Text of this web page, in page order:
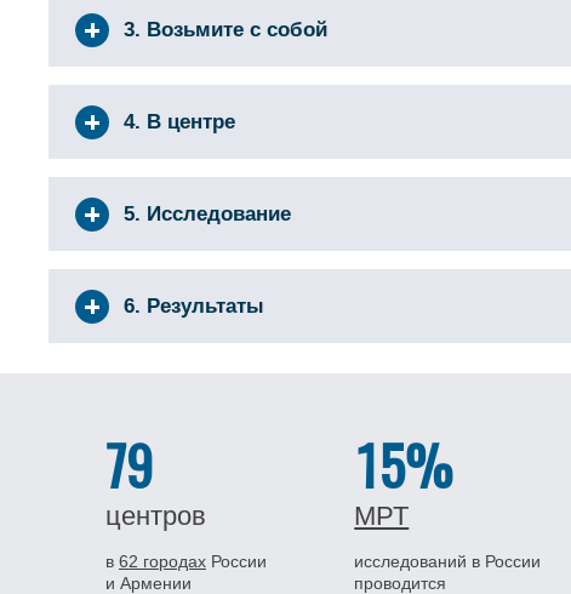
3. Возьмите с собой
4. В центре
5. Исследование
6. Результаты
79
центров
в 62 городах России
и Армении
15%
МРТ
исследований в России
проводится